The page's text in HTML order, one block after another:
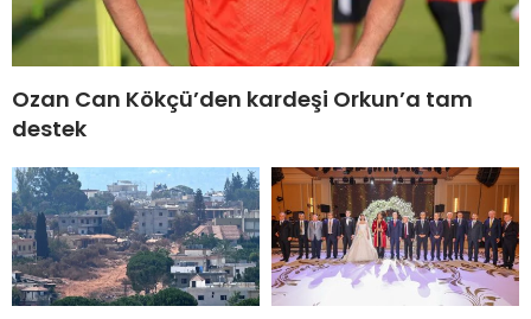
Ozan Can Kökçü’den kardeşi Orkun’a tam
destek